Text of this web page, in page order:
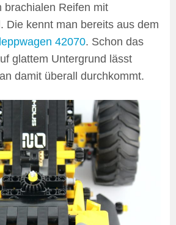
brachialen Reifen mit
Die kennt man bereits aus dem
42070. Schon das
glattem Untergrund lässt
damit überall durchkommt.